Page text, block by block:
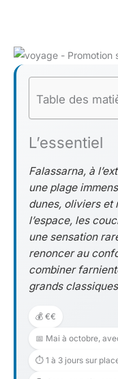
Table des
L’essentiel
Falassarna, à
une plage
dunes, oliviers et
l’espace, les
une sensation
renoncer au
combiner
grands
💰 €€
📅 Mai à octobre,
⏱️ 1 à 3 jours sur